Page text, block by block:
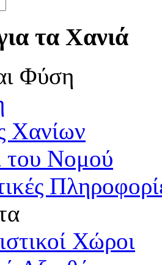
τα Χανιά
Φύση
Χανίων
του Νομού
Χώροι